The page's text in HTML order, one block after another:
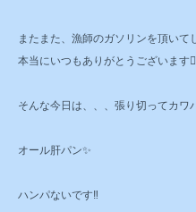
またまた、漁師のガソリンを頂いて
本当にいつもありがとうございます
そんな今日は、、、張り切ってカワ
オール肝パン✨
ハンパないです‼️